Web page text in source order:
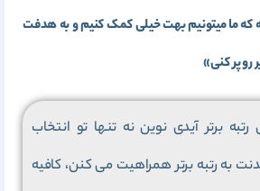
که ما میتونیم بهت خیلی کمک کنیم و به هدفت
رو پر کنی»
برتر آیدی نوین نه تنها تو انتخاب
به رتبه برتر همراهیت می کنن، کافیه